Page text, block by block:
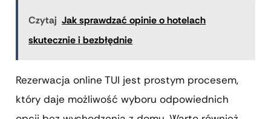
Czytaj Jak sprawdzać opinie o hotelach
skutecznie i bezbłędnie
Rezerwacja online TUI jest prostym procesem,
który daje możliwość wyboru odpowiednich